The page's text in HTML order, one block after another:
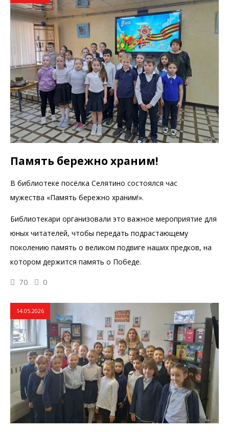
Память бережно храним!
В библиотеке посёлка Селятино состоялся час
мужества «Память бережно храним!».
Библиотекари организовали это важное мероприятие для
юных читателей, чтобы передать подрастающему
поколению память о великом подвиге наших предков, на
котором держится память о Победе.
70 0
14.05.2026